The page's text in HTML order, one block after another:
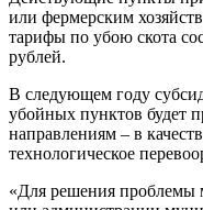
или фермерским
тарифы по убою скота
рублей.
В следующем году
убойных пунктов будет
направлениям – в
технологическое
«Для решения проблемы